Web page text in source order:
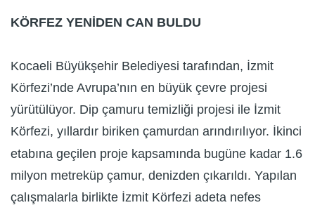
KÖRFEZ YENİDEN CAN BULDU
Kocaeli Büyükşehir Belediyesi tarafından, İzmit
Körfezi’nde Avrupa’nın en büyük çevre projesi
yürütülüyor. Dip çamuru temizliği projesi ile İzmit
Körfezi, yıllardır biriken çamurdan arındırılıyor. İkinci
etabına geçilen proje kapsamında bugüne kadar 1.6
milyon metreküp çamur, denizden çıkarıldı. Yapılan
çalışmalarla birlikte İzmit Körfezi adeta nefes